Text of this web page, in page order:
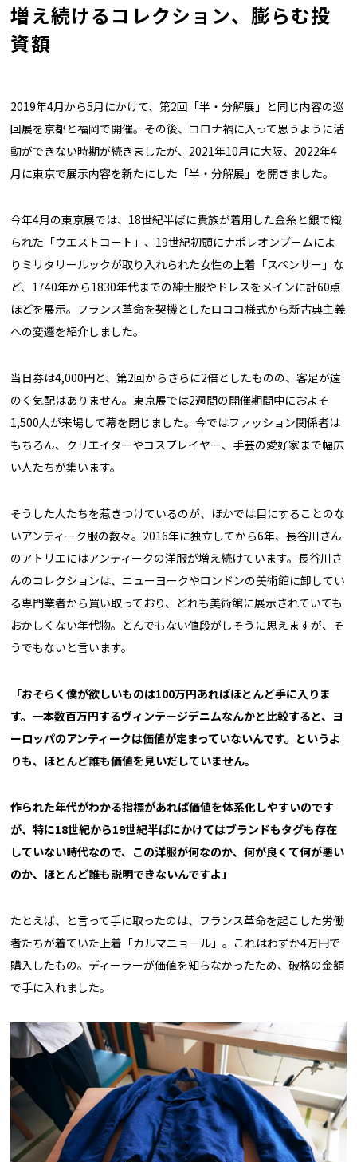
増え続けるコレクション、膨らむ投
資額
2019年4月から5月にかけて、第2回「半・分解展」と同じ内容の巡
回展を京都と福岡で開催。その後、コロナ禍に入って思うように活
動ができない時期が続きましたが、2021年10月に大阪、2022年4
月に東京で展示内容を新たにした「半・分解展」を開きました。
今年4月の東京展では、18世紀半ばに貴族が着用した金糸と銀で織
られた「ウエストコート」、19世紀初頭にナポレオンブームによ
りミリタリールックが取り入れられた女性の上着「スペンサー」な
ど、1740年から1830年代までの紳士服やドレスをメインに計60点
ほどを展示。フランス革命を契機としたロココ様式から新古典主義
への変遷を紹介しました。
当日券は4,000円と、第2回からさらに2倍としたものの、客足が遠
のく気配はありません。東京展では2週間の開催期間中におよそ
1,500人が来場して幕を閉じました。今ではファッション関係者は
もちろん、クリエイターやコスプレイヤー、手芸の愛好家まで幅広
い人たちが集います。
そうした人たちを惹きつけているのが、ほかでは目にすることのな
いアンティーク服の数々。2016年に独立してから6年、長谷川さん
のアトリエにはアンティークの洋服が増え続けています。長谷川さ
んのコレクションは、ニューヨークやロンドンの美術館に卸してい
る専門業者から買い取っており、どれも美術館に展示されていても
おかしくない年代物。とんでもない値段がしそうに思えますが、そ
うでもないと言います。
「おそらく僕が欲しいものは100万円あればほとんど手に入りま
す。一本数百万円するヴィンテージデニムなんかと比較すると、ヨ
ーロッパのアンティークは価値が定まっていないんです。というよ
りも、ほとんど誰も価値を見いだしていません。
作られた年代がわかる指標があれば価値を体系化しやすいのです
が、特に18世紀から19世紀半ばにかけてはブランドもタグも存在
していない時代なので、この洋服が何なのか、何が良くて何が悪い
のか、ほとんど誰も説明できないんですよ」
たとえば、と言って手に取ったのは、フランス革命を起こした労働
者たちが着ていた上着「カルマニョール」。これはわずか4万円で
購入したもの。ディーラーが価値を知らなかったため、破格の金額
で手に入れました。